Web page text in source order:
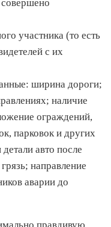
участника (то есть
с их
ширина дороги;
наличие
ограждений,
парковок и других
авто после
направление
аварии до